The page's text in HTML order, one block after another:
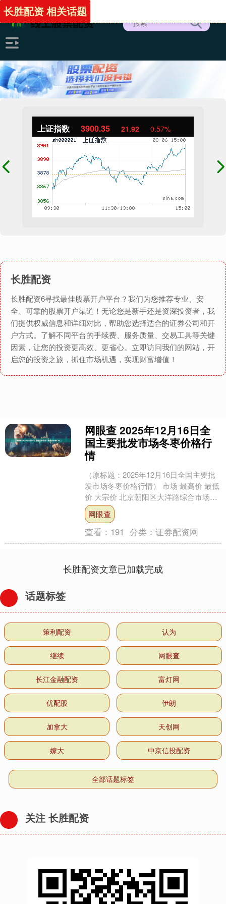
上证指数 3900.35 21.92 0.57%
长胜配资
长胜配资6寻找最佳股票开户平台？我们为您推荐专业、安
全、可靠的股票开户渠道！无论您是新手还是资深投资者，我
们提供权威信息和详细对比，帮助您选择适合的证券公司和开
户方式。了解不同平台的手续费、服务质量、交易工具等关键
因素，让您的投资更高效、更省心。立即访问我们的网站，开
启您的投资之旅，抓住市场机遇，实现财富增值！
长胜配资 相关话题
网眼查 2025年12月16日全
国主要批发市场冬枣价格行
情
（原标题：2025年12月16日全国主要批
发市场冬枣价格行情） 市场 最高价 最低
价 大宗价 北京朝阳区大洋路综合市场
10.00 6.00 8.00 天津碧城....
网眼查
查看： 191 分类：证券配资网
长胜配资文章已加载完成
话题标签
策利配资 认为
继续 网眼查
长江金融配资 富灯网
优配股 伊朗
加拿大 天创网
嫁大 中京信投配资
全部话题标签
关注 长胜配资